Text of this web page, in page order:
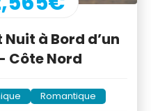
à Bord d’un
Côte Nord
Romantique